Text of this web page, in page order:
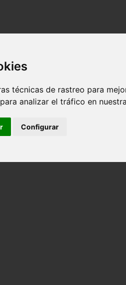
técnicas de rastreo para
analizar el tráfico en
Configurar